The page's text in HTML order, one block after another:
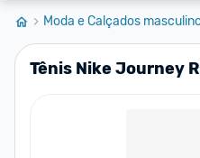
Moda e Calçados
Tênis Nike Journey